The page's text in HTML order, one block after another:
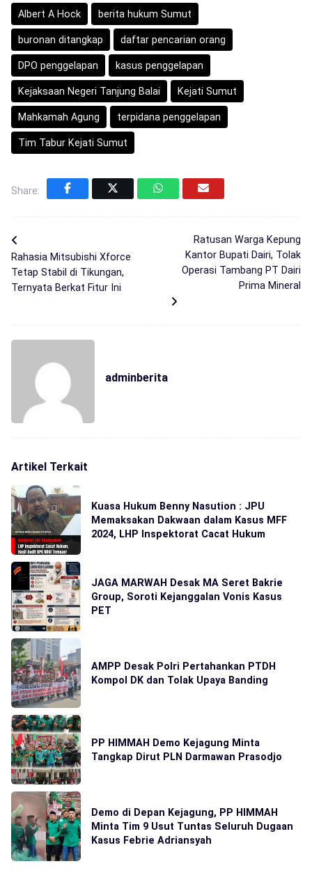
Albert A Hock berita hukum Sumut
buronan ditangkap daftar pencarian orang
DPO penggelapan kasus penggelapan
Kejaksaan Negeri Tanjung Balai Kejati Sumut
Mahkamah Agung terpidana penggelapan
Tim Tabur Kejati Sumut
Share:
Rahasia Mitsubishi Xforce
Tetap Stabil di Tikungan,
Ternyata Berkat Fitur Ini
Ratusan Warga Kepung
Kantor Bupati Dairi, Tolak
Operasi Tambang PT Dairi
Prima Mineral
adminberita
Artikel Terkait
Kuasa Hukum Benny Nasution : JPU
Memaksakan Dakwaan dalam Kasus MFF
2024, LHP Inspektorat Cacat Hukum
JAGA MARWAH Desak MA Seret Bakrie
Group, Soroti Kejanggalan Vonis Kasus
PET
AMPP Desak Polri Pertahankan PTDH
Kompol DK dan Tolak Upaya Banding
PP HIMMAH Demo Kejagung Minta
Tangkap Dirut PLN Darmawan Prasodjo
Demo di Depan Kejagung, PP HIMMAH
Minta Tim 9 Usut Tuntas Seluruh Dugaan
Kasus Febrie Adriansyah